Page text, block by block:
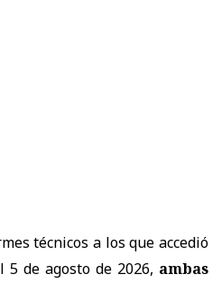
técnicos a los que accedió
5 de agosto de 2026, ambas